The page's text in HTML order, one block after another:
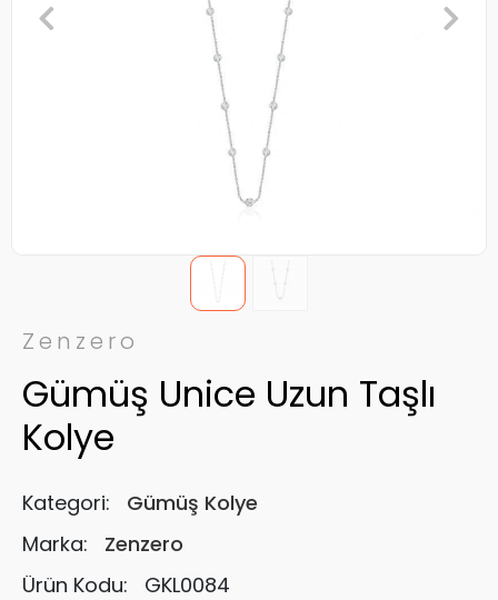
Zenzero
Gümüş Unice Uzun Taşlı
Kolye
Kategori:
Gümüş Kolye
Marka:
Zenzero
Ürün Kodu:
GKL0084